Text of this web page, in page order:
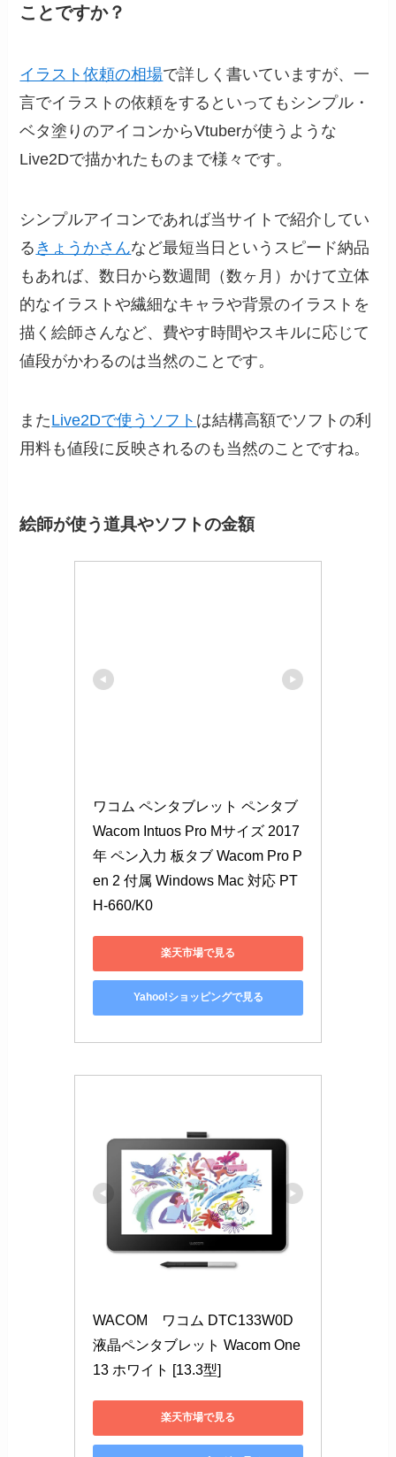
ことですか？
イラスト依頼の相場で詳しく書いていますが、一
言でイラストの依頼をするといってもシンプル・
ベタ塗りのアイコンからVtuberが使うような
Live2Dで描かれたものまで様々です。
シンプルアイコンであれば当サイトで紹介してい
る きょうかさんなど最短当日というスピード納品
もあれば、数日から数週間（数ヶ月）かけて立体
的なイラストや繊細なキャラや背景のイラストを
描く絵師さんなど、費やす時間やスキルに応じて
値段がかわるのは当然のことです。
またLive2Dで使うソフト は結構高額でソフトの利
用料も値段に反映されるのも当然のことですね。
絵師が使う道具やソフトの金額
ワコム ペンタブレット ペンタブ
Wacom Intuos Pro Mサイズ 2017
年 ペン入力 板タブ Wacom Pro P
en 2 付属 Windows Mac 対応 PT
H-660/K0
楽天市場で見る
Yahoo!ショッピングで見る
WACOM　ワコム DTC133W0D
液晶ペンタブレット Wacom One
13 ホワイト [13.3型]
楽天市場で見る